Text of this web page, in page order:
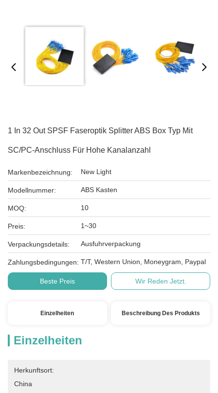
1 In 32 Out SPSF Faseroptik Splitter ABS Box Typ Mit
SC/PC-Anschluss Für Hohe Kanalanzahl
Markenbezeichnung: New Light
Modellnummer: ABS Kasten
MOQ: 10
Preis: 1~30
Verpackungsdetails: Ausfuhrverpackung
Zahlungsbedingungen: T/T, Western Union, Moneygram, Paypal
Beste Preis Wir Reden Jetzt.
Einzelheiten Beschreibung Des Produkts
Einzelheiten
Herkunftsort:
China